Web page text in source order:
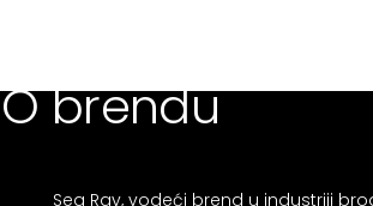
O brendu
Sea Ray, vodeći brend u industriji